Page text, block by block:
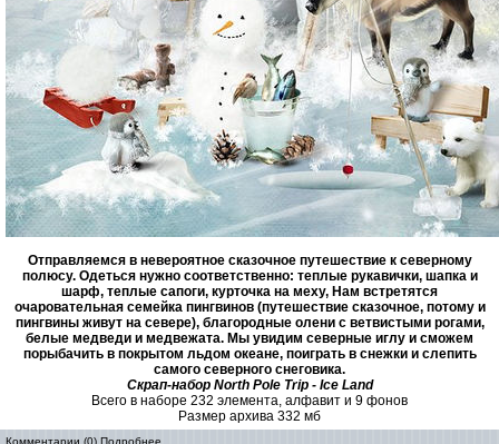
Отправляемся в невероятное сказочное путешествие к северному
полюсу. Одеться нужно соответственно: теплые рукавички, шапка и
шарф, теплые сапоги, курточка на меху, Нам встретятся
очаровательная семейка пингвинов (путешествие сказочное, потому и
пингвины живут на севере), благородные олени с ветвистыми рогами,
белые медведи и медвежата. Мы увидим северные иглу и сможем
порыбачить в покрытом льдом океане, поиграть в снежки и слепить
самого северного снеговика.
Скрап-набор North Pole Trip - Ice Land
Всего в наборе 232 элемента, алфавит и 9 фонов
Размер архива 332 мб
Комментарии (0) Подробнее